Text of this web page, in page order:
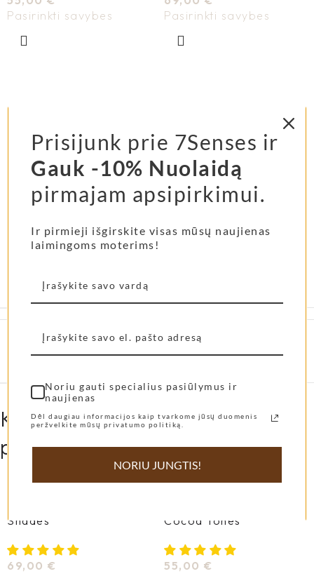
Pasirinkti savybes
Pasirinkti savybes
Spalva
Kitos mūsų klienčių labiausiai
pamiltos prekės...
Shades
69,00 €
Cocoa Tones
55,00 €
Prisijunk prie 7Senses ir
Gauk -10% Nuolaidą
pirmajam apsipirkimui.
Ir pirmieji išgirskite visas mūsų naujienas
laimingoms moterims!
Noriu gauti specialius pasiūlymus ir
naujienas
Dėl daugiau informacijos kaip tvarkome jūsų duomenis
peržvelkite mūsų privatumo politiką.
NORIU JUNGTIS!